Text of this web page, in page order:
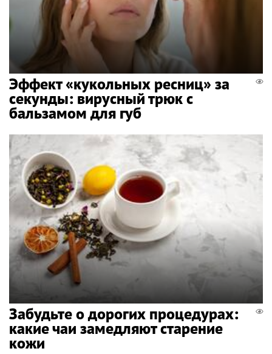
Эффект «кукольных ресниц» за
секунды: вирусный трюк с
бальзамом для губ
Забудьте о дорогих процедурах:
какие чаи замедляют старение
кожи